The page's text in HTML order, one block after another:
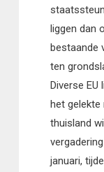
liggen dan
bestaande
ten
Diverse
het
thuisland
januari,